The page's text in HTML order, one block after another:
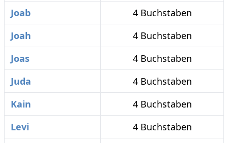
Joab
4 Buchstaben
Joah
4 Buchstaben
Joas
4 Buchstaben
Juda
4 Buchstaben
Kain
4 Buchstaben
Levi
4 Buchstaben